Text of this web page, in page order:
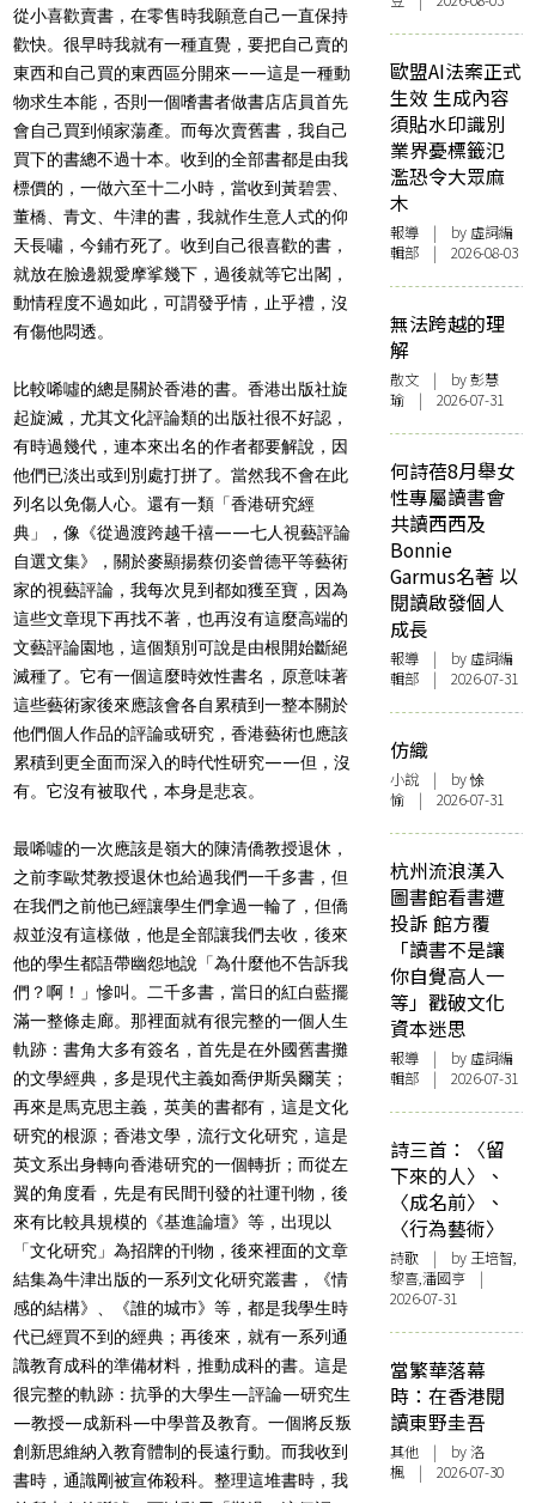
從小喜歡賣書，在零售時我願意自己一直保持
歡快。很早時我就有一種直覺，要把自己賣的
東西和自己買的東西區分開來——這是一種動
物求生本能，否則一個嗜書者做書店店員首先
會自己買到傾家蕩產。而每次賣舊書，我自己
買下的書總不過十本。收到的全部書都是由我
標價的，一做六至十二小時，當收到黃碧雲、
董橋、青文、牛津的書，我就作生意人式的仰
天長嘯，今鋪冇死了。收到自己很喜歡的書，
就放在臉邊親愛摩挲幾下，過後就等它出閣，
動情程度不過如此，可謂發乎情，止乎禮，沒
有傷他悶透。
比較唏噓的總是關於香港的書。香港出版社旋
起旋滅，尤其文化評論類的出版社很不好認，
有時過幾代，連本來出名的作者都要解說，因
他們已淡出或到別處打拼了。當然我不會在此
列名以免傷人心。還有一類「香港研究經
典」，像《從過渡跨越千禧——七人視藝評論
自選文集》，關於麥顯揚蔡仞姿曾德平等藝術
家的視藝評論，我每次見到都如獲至寶，因為
這些文章現下再找不著，也再沒有這麼高端的
文藝評論園地，這個類別可說是由根開始斷絕
滅種了。它有一個這麼時效性書名，原意味著
這些藝術家後來應該會各自累積到一整本關於
他們個人作品的評論或研究，香港藝術也應該
累積到更全面而深入的時代性研究——但，沒
有。它沒有被取代，本身是悲哀。
最唏噓的一次應該是嶺大的陳清僑教授退休，
之前李歐梵教授退休也給過我們一千多書，但
在我們之前他已經讓學生們拿過一輪了，但僑
叔並沒有這樣做，他是全部讓我們去收，後來
他的學生都語帶幽怨地說「為什麼他不告訴我
們？啊！」慘叫。二千多書，當日的紅白藍擺
滿一整條走廊。那裡面就有很完整的一個人生
軌跡：書角大多有簽名，首先是在外國舊書攤
的文學經典，多是現代主義如喬伊斯吳爾芙；
再來是馬克思主義，英美的書都有，這是文化
研究的根源；香港文學，流行文化研究，這是
英文系出身轉向香港研究的一個轉折；而從左
翼的角度看，先是有民間刊發的社運刊物，後
來有比較具規模的《基進論壇》等，出現以
「文化研究」為招牌的刊物，後來裡面的文章
結集為牛津出版的一系列文化研究叢書，《情
感的結構》、《誰的城巿》等，都是我學生時
代已經買不到的經典；再後來，就有一系列通
識教育成科的準備材料，推動成科的書。這是
很完整的軌跡：抗爭的大學生—評論—研究生
—教授—成新科—中學普及教育。一個將反叛
創新思維納入教育體制的長遠行動。而我收到
書時，通識剛被宣佈殺科。整理這堆書時，我
歐盟AI法案正式
生效 生成內容
須貼水印識別
業界憂標籤氾
濫恐令大眾麻
木
報導 | by 虛詞編
輯部 | 2026-08-03
無法跨越的理
解
散文 | by 彭慧
瑜 | 2026-07-31
何詩蓓8月舉女
性專屬讀書會
共讀西西及
Bonnie
Garmus名著 以
閱讀啟發個人
成長
報導 | by 虛詞編
輯部 | 2026-07-31
仿織
小說 | by 悇
愉 | 2026-07-31
杭州流浪漢入
圖書館看書遭
投訴 館方覆
「讀書不是讓
你自覺高人一
等」戳破文化
資本迷思
報導 | by 虛詞編
輯部 | 2026-07-31
詩三首：〈留
下來的人〉、
〈成名前〉、
〈行為藝術〉
詩歌 | by 王培智,
黎喜,潘國亨 |
2026-07-31
當繁華落幕
時：在香港閱
讀東野圭吾
其他 | by洛
楓 | 2026-07-30